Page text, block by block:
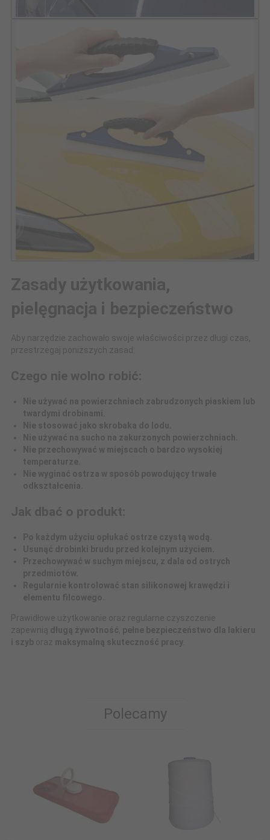
Zasady użytkowania,
pielęgnacja i bezpieczeństwo
Aby narzędzie zachowało swoje właściwości przez długi czas,
przestrzegaj poniższych zasad:
Czego nie wolno robić:
Nie używać na powierzchniach zabrudzonych piaskiem lub
twardymi drobinami.
Nie stosować jako skrobaka do lodu.
Nie używać na sucho na zakurzonych powierzchniach.
Nie przechowywać w miejscach o bardzo wysokiej
temperaturze.
Nie wyginać ostrza w sposób powodujący trwałe
odkształcenia.
Jak dbać o produkt:
Po każdym użyciu opłukać ostrze czystą wodą.
Usunąć drobinki brudu przed kolejnym użyciem.
Przechowywać w suchym miejscu, z dala od ostrych
przedmiotów.
Regularnie kontrolować stan silikonowej krawędzi i
elementu filcowego.
Prawidłowe użytkowanie oraz regularne czyszczenie
zapewnią długą żywotność, pełne bezpieczeństwo dla lakieru
i szyb oraz maksymalną skuteczność pracy
Polecamy